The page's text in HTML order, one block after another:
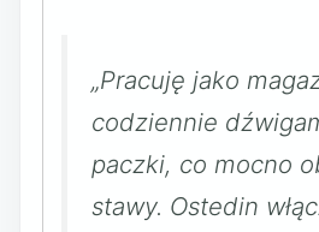
„Pracuję jako
codziennie
paczki, co mocno
stawy. Ostedin